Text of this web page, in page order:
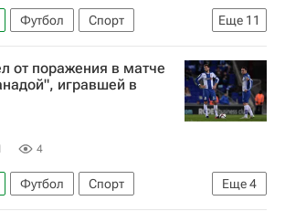
Еще 11
Футбол
Спорт
Сарагоса Кадис
Бетис
Ибаньес
Сантьяго Мина
от поражения в матче
игравшей в
4
Еще4
Футбол
Спорт
по футболу
Эспаньол